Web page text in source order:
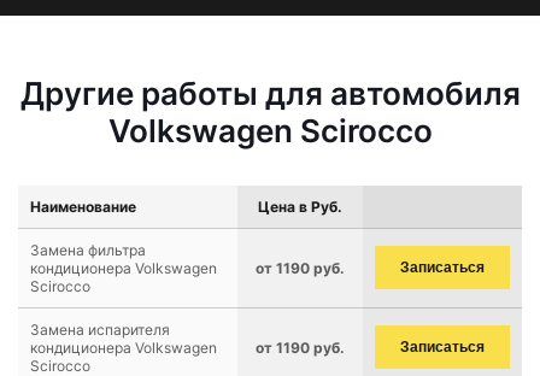
Другие работы для автомобиля
Volkswagen Scirocco
Наименование Цена в Руб.
Замена фильтра
кондиционера Volkswagen
Scirocco
от 1190 руб. Записаться
Замена испарителя
кондиционера Volkswagen
Scirocco
от 1190 руб. Записаться